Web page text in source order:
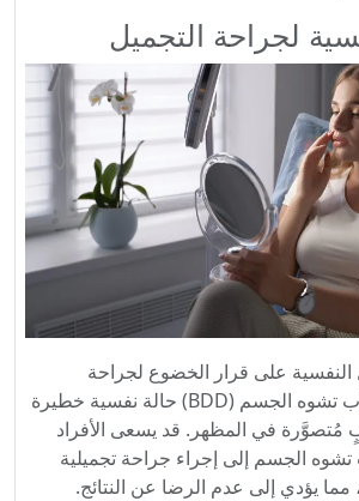
لجراحة التجميل
النفسية على قرار الخضوع لجراحة
التجميل. يُعد اضطراب تشوه الجسم (BDD) حالة نفسية خطيرة
مُتصوَّرة في المظهر. قد يسعى الأفراد
الجسم إلى إجراء جراحة تجميلية
مما يؤدي إلى عدم الرضا عن النتائج.